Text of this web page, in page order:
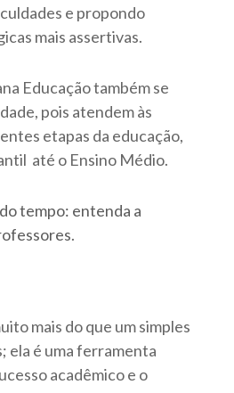
e propondo
mais assertivas.
Educação também se
pois atendem às
etapas da educação,
até o Ensino Médio.
tempo: entenda a
.
mais do que um simples
ela é uma ferramenta
acadêmico e o